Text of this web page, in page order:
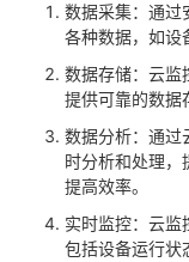
我
的
我
我
的
技
我
的
数据采集：通过
各种数据，如设
数据存储：云监
提供可靠的数据
数据分析：通过
时分析和处理，
提高效率。
实时监控：云监
包括设备运行状